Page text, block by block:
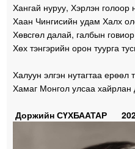
Хангай нуруу, Хэрлэн голоор
Хаан Чингисийн удам Халх
Хөвсгөл далай, галбын говиор
Хөх тэнгэрийн орон туурга
Халуун элгэн нутагтаа ерөөл
Хамаг Монгол улсаа
Доржийн СҮХБААТАР